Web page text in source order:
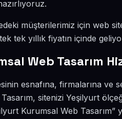
müşterilerimiz için web
tek yıllık fiyatın içinde
Web Tasarım
esnafına, firmalarına ve
sitenizi Yeşilyurt
Kurumsal Web Tasarım”